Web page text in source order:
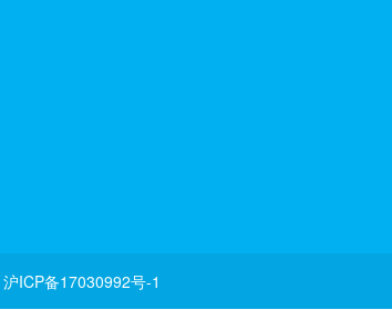
沪ICP备17030992号-1